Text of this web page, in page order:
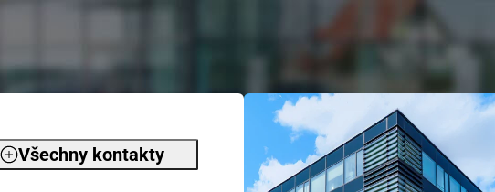
Všechny kontakty